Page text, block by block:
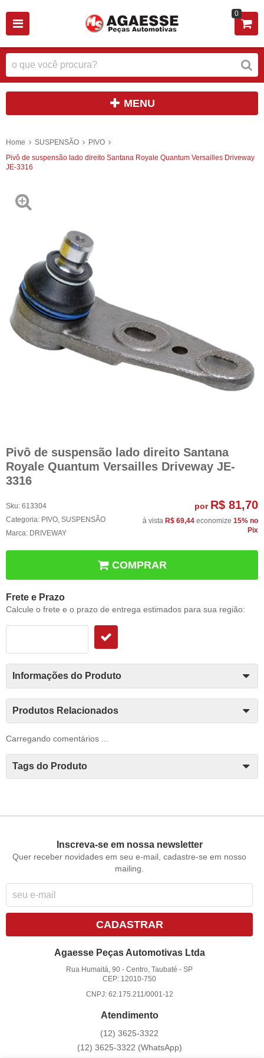
0
MENU
Home SUSPENSÃO
PIVO
Pivô de suspensão lado direito Santana Royale Quantum Versailles Driveway
JE-3316
Pivô de suspensão lado direito Santana
Royale Quantum Versailles Driveway JE-
3316
Sku: 613304
Categoria: PIVO, SUSPENSÃO
Marca: DRIVEWAY
por R$ 81,70
à vista R$ 69,44 economize 15% no
Pix
COMPRAR
Frete e Prazo
Calcule o frete e o prazo de entrega estimados para sua região:
Informações do Produto
Produtos Relacionados
Carregando comentários ...
Tags do Produto
Inscreva-se em nossa newsletter
Quer receber novidades em seu e-mail, cadastre-se em nosso
mailing.
CADASTRAR
Agaesse Peças Automotivas Ltda
Rua Humaitá, 90 -Centro, Taubaté -SP
CEP: 12010-750
CNPJ: 62.175.211/0001-12
Atendimento
(12) 3625-3322
(12) 3625-3322 (WhatsApp)